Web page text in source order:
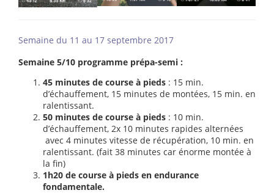
Semaine du 11 au 17 septembre 2017
Semaine 5/10 programme prépa-semi :
45 minutes de course à pieds : 15 min.
d’échauffement, 15 minutes de montées, 15 min. en
ralentissant.
50 minutes de course à pieds : 10 min.
d’échauffement, 2x 10 minutes rapides alternées
avec 4 minutes vitesse de récupération, 10 min. en
ralentissant. (fait 38 minutes car énorme montée à
la fin)
1h20 de course à pieds en endurance
fondamentale.